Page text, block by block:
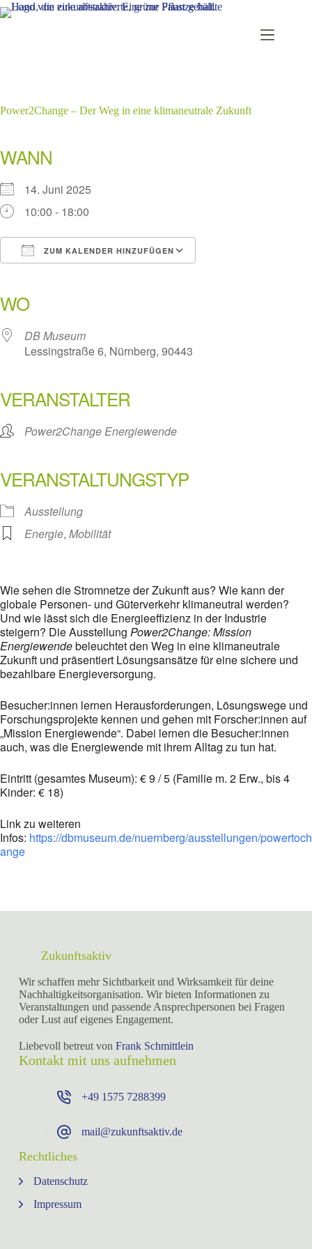
Zum
Inhalt
Power2Change – Der Weg in eine klimaneutrale Zukunft
WANN
14. Juni 2025
10:00 - 18:00
ZUM KALENDER HINZUFÜGEN
WO
DB Museum
Lessingstraße 6, Nürnberg, 90443
VERANSTALTER
Power2Change Energiewende
VERANSTALTUNGSTYP
Ausstellung
Energie, Mobilität
Wie sehen die Stromnetze der Zukunft aus? Wie kann der
globale Personen- und Güterverkehr klimaneutral werden?
Und wie lässt sich die Energieeffizienz in der Industrie
steigern? Die Ausstellung Power2Change: Mission
Energiewendebeleuchtet den Weg in eine klimaneutrale
Zukunft und präsentiert Lösungsansätze für eine sichere und
bezahlbare Energieversorgung.
Besucher:innen lernen Herausforderungen, Lösungswege und
Forschungsprojekte kennen und gehen mit Forscher:innen auf
„Mission Energiewende“. Dabei lernen die Besucher:innen
auch, was die Energiewende mit ihrem Alltag zu tun hat.
Eintritt (gesamtes Museum): € 9 / 5 (Familie m. 2 Erw., bis 4
Kinder: € 18)
Link zu weiteren
Infos: https://dbmuseum.de/nuernberg/ausstellungen/powertoch
ange
Zukunftsaktiv
Wir schaffen mehr Sichtbarkeit und Wirksamkeit für deine
Nachhaltigkeitsorganisation. Wir bieten Informationen zu
Veranstaltungen und passende Ansprechpersonen bei Fragen
oder Lust auf eigenes Engagement.
Liebevoll betreut von Frank Schmittlein
Kontakt mit uns aufnehmen
+49 ⁨1575 7288399⁩
mail@zukunftsaktiv.de
Rechtliches
Datenschutz
Impressum